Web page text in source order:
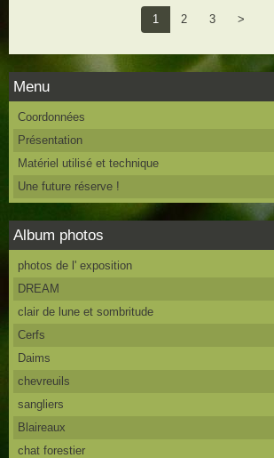
1 2 3 >
Menu
Coordonnées
Présentation
Matériel utilisé et technique
Une future réserve !
Album photos
photos de l' exposition
DREAM
clair de lune et sombritude
Cerfs
Daims
chevreuils
sangliers
Blaireaux
chat forestier